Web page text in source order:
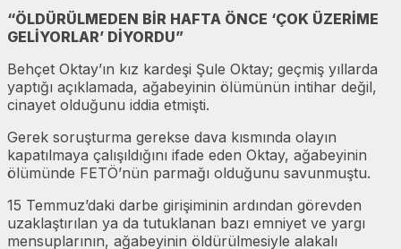
“ÖLDÜRÜLMEDEN BİR HAFTA ÖNCE ‘ÇOK ÜZERİME
GELİYORLAR’ DİYORDU”
Behçet Oktay’ın kız kardeşi Şule Oktay; geçmiş yıllarda
yaptığı açıklamada, ağabeyinin ölümünün intihar değil,
cinayet olduğunu iddia etmişti.
Gerek soruşturma gerekse dava kısmında olayın
kapatılmaya çalışıldığını ifade eden Oktay, ağabeyinin
ölümünde FETÖ’nün parmağı olduğunu savunmuştu.
15 Temmuz’daki darbe girişiminin ardından görevden
uzaklaştırılan ya da tutuklanan bazı emniyet ve yargı
mensuplarının, ağabeyinin öldürülmesiyle alakalı